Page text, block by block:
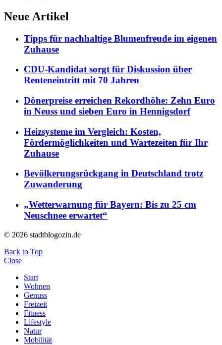
Neue Artikel
Tipps für nachhaltige Blumenfreude im eigenen
Zuhause
CDU-Kandidat sorgt für Diskussion über
Renteneintritt mit 70 Jahren
Dönerpreise erreichen Rekordhöhe: Zehn Euro
in Neuss und sieben Euro in Hennigsdorf
Heizsysteme im Vergleich: Kosten,
Fördermöglichkeiten und Wartezeiten für Ihr
Zuhause
Bevölkerungsrückgang in Deutschland trotz
Zuwanderung
„Wetterwarnung für Bayern: Bis zu 25 cm
Neuschnee erwartet“
© 2026 stadtblogozin.de
Back to Top
Close
Start
Wohnen
Genuss
Freizeit
Fitness
Lifestyle
Natur
Mobilität